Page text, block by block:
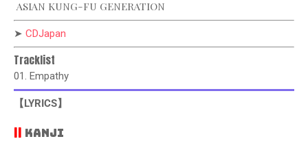
ASIAN KUNG-FU GENERATION
➤ CDJapan
Tracklist
01. Empathy
【LYRICS】
|| KANJI